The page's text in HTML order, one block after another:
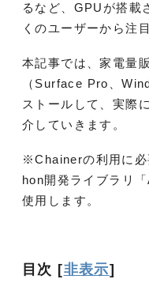
るなど、GPUが搭載
くのユーザーから注
本記事では、家電量
（Surface Pro、
ストールして、実際
介していきます。
※Chainerの利用に
hon開発ライブラリ
使用します。
目次 [非表示]